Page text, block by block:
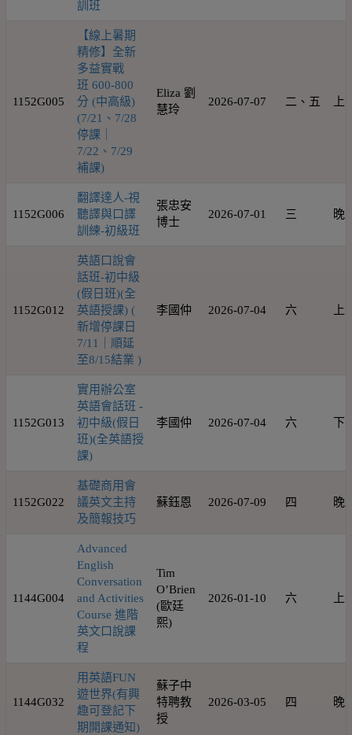
訓班
1152G005
【線上暑期
精修】全新
多益實戰
班 600-800
分 (中高級)
(7/21、7/28
停課｜
7/22、7/29
補課)
Eliza 劉
慧玲
2026-07-07 二、五 上
1152G006
翻譯達人-視
聽譯與口譯
訓練-初級班
張忠安
博士
2026-07-01 三 晚
1152G012
英語口說會
話班-初中級
(假日班)(全
英語授課) (
新增停課日
7/11｜順延
至8/15結業 )
李國仲 2026-07-04 六 上
1152G013
實用辦公室
英語會話班 -
初中級(假日
班)(全英語授
課)
李國仲 2026-07-04 六 下
1152G022
基礎商用會
議英文主持
及簡報技巧
蘇鈺恩 2026-07-09 四 晚
1144G004
Advanced
English
Conversation
and Activities
Course 進階
英文口說課
程
Tim
O’Brien
(歐廷
熙)
2026-01-10 六 上
1144G032
用英語FUN
遊世界(有興
趣可登記下
期開課通知)
蘇子中
特聘教
授
2026-03-05 四 晚